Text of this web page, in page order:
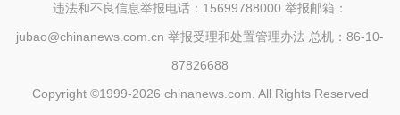
违法和不良信息举报电话：15699788000 举报邮箱：
jubao@chinanews.com.cn 举报受理和处置管理办法 总机：86-10-
87826688
Copyright ©1999-2026 chinanews.com. All Rights Reserved